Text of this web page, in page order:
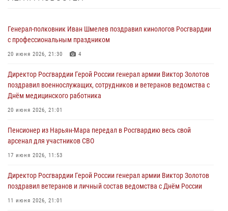
Генерал-полковник Иван Шмелев поздравил кинологов Росгвардии
с профессиональным праздником
20 июня 2026, 21:30 4
Директор Росгвардии Герой России генерал армии Виктор Золотов
поздравил военнослужащих, сотрудников и ветеранов ведомства с
Днём медицинского работника
20 июня 2026, 21:01
Пенсионер из Нарьян-Мара передал в Росгвардию весь свой
арсенал для участников СВО
17 июня 2026, 11:53
Директор Росгвардии Герой России генерал армии Виктор Золотов
поздравил ветеранов и личный состав ведомства с Днём России
11 июня 2026, 21:01